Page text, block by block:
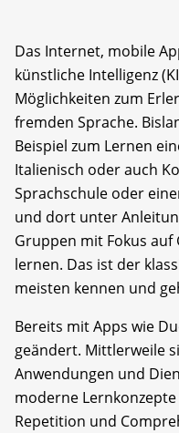
Das Internet, mobile
künstliche Intelligenz
Möglichkeiten zum
fremden Sprache.
Beispiel zum Lernen
Italienisch oder auch
Sprachschule oder
und dort unter
Gruppen mit Fokus
lernen. Das ist der
meisten kennen und
Bereits mit Apps wie
geändert. Mittlerweile
Anwendungen und
moderne
Repetition und